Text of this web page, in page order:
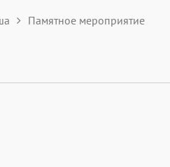
Памятное мероприятие